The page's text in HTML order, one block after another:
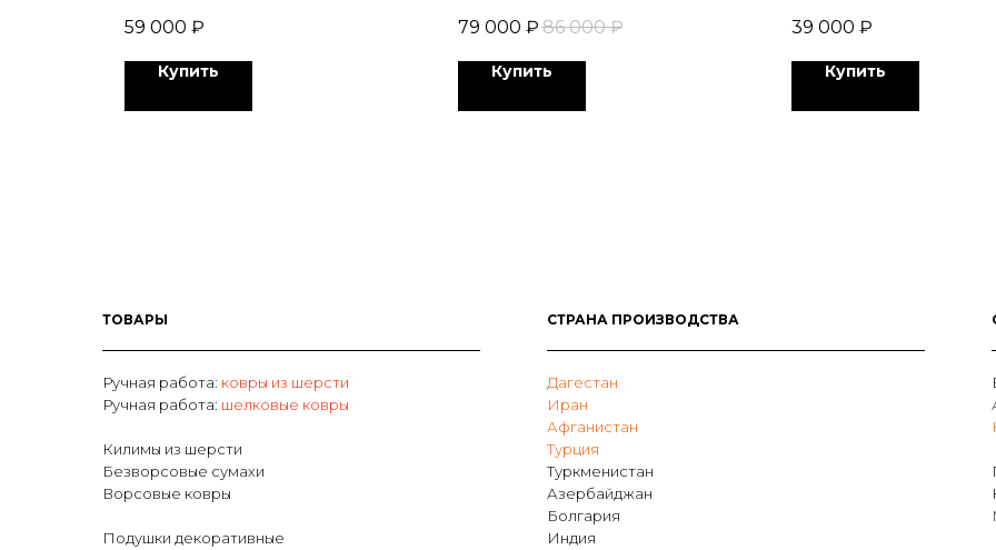
59 000 ₽
Купить
79 000 ₽ 86 000 ₽
Купить
39 000 ₽
Купить
ТОВАРЫ
Ручная работа: ковры из шерсти
Ручная работа: шелковые ковры
Килимы из шерсти
Безворсовые сумахи
Ворсовые ковры
Подушки декоративные
СТРАНА ПРОИЗВОДСТВА
Дагестан
Иран
Афганистан
Турция
Туркменистан
Азербайджан
Болгария
Индия